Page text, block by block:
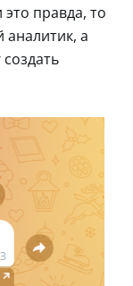
это правда, то
а